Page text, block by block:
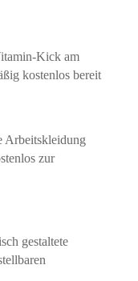
Kick am
kostenlos bereit
Arbeitskleidung
zur
gestaltete